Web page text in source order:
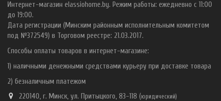
Интернет-магазин elassiohome.by. Режим работы: ежедневно с 11:00
до 19:00.
Дата регистрации (Минским районным исполнительным комитетом
под №372549) в Торговом реестре: 21.03.2017.
Способы оплаты товаров в интернет-магазине:
1) наличными денежными средствами курьеру при доставке товара
2) безналичным платежом
220140, г. Минск, ул. Притыцкого, 83-118 (юридический)